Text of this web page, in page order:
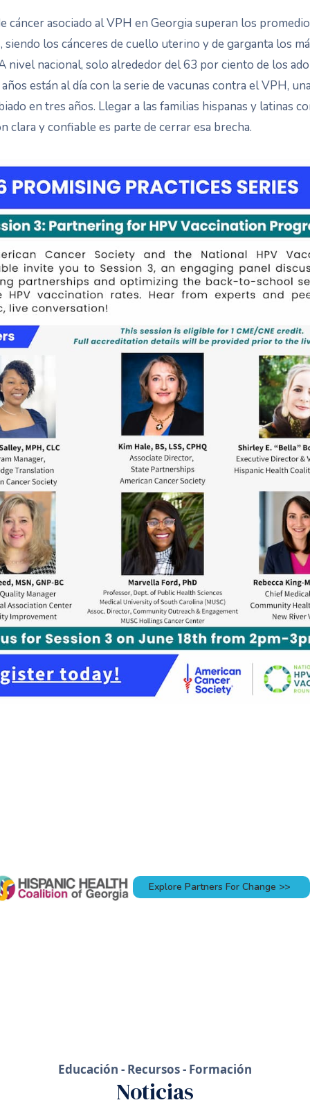
cáncer asociado al VPH en Georgia superan los
siendo los cánceres de cuello uterino y de garganta los
nivel nacional, solo alrededor del 63 por ciento de los
están al día con la serie de vacunas contra el VPH,
en tres años. Llegar a las familias hispanas y latinas
clara y confiable es parte de cerrar esa brecha.
Explore Partners For Change >>
Educación - Recursos - Formación
Noticias